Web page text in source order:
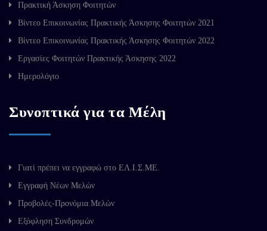
Πρακτική Άσκηση Φοιτητών
Βίντεο Επικοινωνίας Πρακτικής Άσκησης Φοιτητών 2021
Βίντεο Επικοινωνίας Πρακτικής Άσκησης Φοιτητών 2022
Εργασίες Φοιτητών Πρακτικής Άσκησης 2022
Ημερολόγιο
Συνοπτικά για τα Μέλη
Γιατί πρέπει να εγγραφώ στο ΕΛ.Ι.Σ.ΜΕ.
Εγγραφή Νέων Μελών
Προβολές-Προνόμια Μελών
Εξόφληση Συνδρομών